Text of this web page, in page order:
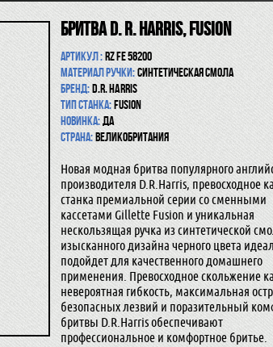
Бритва D. R. Harris, Fusion
Артикул :RZ FE 58200
Материал ручки:синтетическая смола
Бренд:D.R. Harris
Тип станка:Fusion
Новинка:да
Страна:Великобритания
Новая модная бритва популярного
производителя D.R.Harris, превосходное
станка премиальной серии со сменными
кассетами Gillette Fusion и уникальная
нескользящая ручка из синтетической
изысканного дизайна черного цвета
подойдет для качественного домашнего
применения. Превосходное скольжение
невероятная гибкость, максимальная
безопасных лезвий и поразительный
бритвы D.R.Harris обеспечивают
профессиональное и комфортное бритье.